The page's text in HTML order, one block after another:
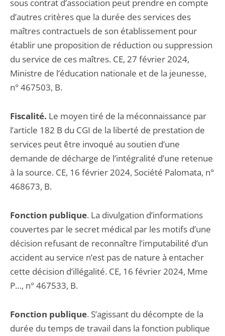
sous contrat d’association peut prendre en compte
d’autres critères que la durée des services des
maîtres contractuels de son établissement pour
établir une proposition de réduction ou suppression
du service de ces maîtres. CE, 27 février 2024,
Ministre de l’éducation nationale et de la jeunesse,
n° 467503, B.
Fiscalité. Le moyen tiré de la méconnaissance par
l’article 182 B du CGI de la liberté de prestation de
services peut être invoqué au soutien d’une
demande de décharge de l’intégralité d’une retenue
à la source. CE, 16 février 2024, Société Palomata, n°
468673, B.
Fonction publique. La divulgation d’informations
couvertes par le secret médical par les motifs d’une
décision refusant de reconnaître l’imputabilité d’un
accident au service n’est pas de nature à entacher
cette décision d’illégalité. CE, 16 février 2024, Mme
P…, n° 467533, B.
Fonction publique. S’agissant du décompte de la
durée du temps de travail dans la fonction publique